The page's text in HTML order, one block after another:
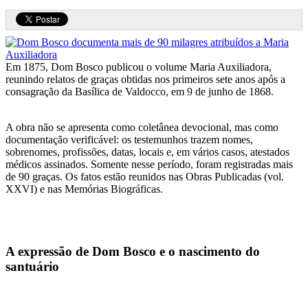
Em 1875, Dom Bosco publicou o volume Maria Auxiliadora,
reunindo relatos de graças obtidas nos primeiros sete anos após a
consagração da Basílica de Valdocco, em 9 de junho de 1868.
A obra não se apresenta como coletânea devocional, mas como
documentação verificável: os testemunhos trazem nomes,
sobrenomes, profissões, datas, locais e, em vários casos, atestados
médicos assinados. Somente nesse período, foram registradas mais
de 90 graças. Os fatos estão reunidos nas Obras Publicadas (vol.
XXVI) e nas Memórias Biográficas.
A expressão de Dom Bosco e o nascimento do
santuário